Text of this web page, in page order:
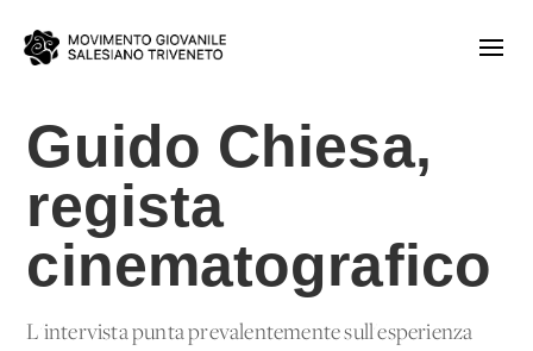
Guido Chiesa,
regista
cinematografico
L'intervista punta prevalentemente sull'esperienza